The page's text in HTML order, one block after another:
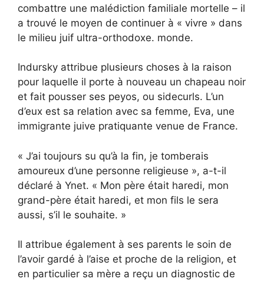
combattre une malédiction familiale mortelle – il
a trouvé le moyen de continuer à « vivre » dans
le milieu juif ultra-orthodoxe. monde.
Indursky attribue plusieurs choses à la raison
pour laquelle il porte à nouveau un chapeau noir
et fait pousser ses peyos, ou sidecurls. L’un
d’eux est sa relation avec sa femme, Eva, une
immigrante juive pratiquante venue de France.
« J’ai toujours su qu’à la fin, je tomberais
amoureux d’une personne religieuse », a-t-il
déclaré à Ynet. « Mon père était haredi, mon
grand-père était haredi, et mon fils le sera
aussi, s’il le souhaite. »
Il attribue également à ses parents le soin de
l’avoir gardé à l’aise et proche de la religion, et
en particulier sa mère a reçu un diagnostic de